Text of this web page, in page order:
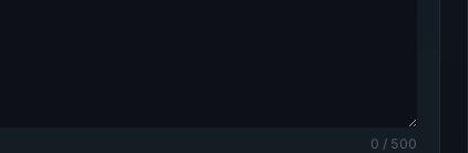
0 / 500